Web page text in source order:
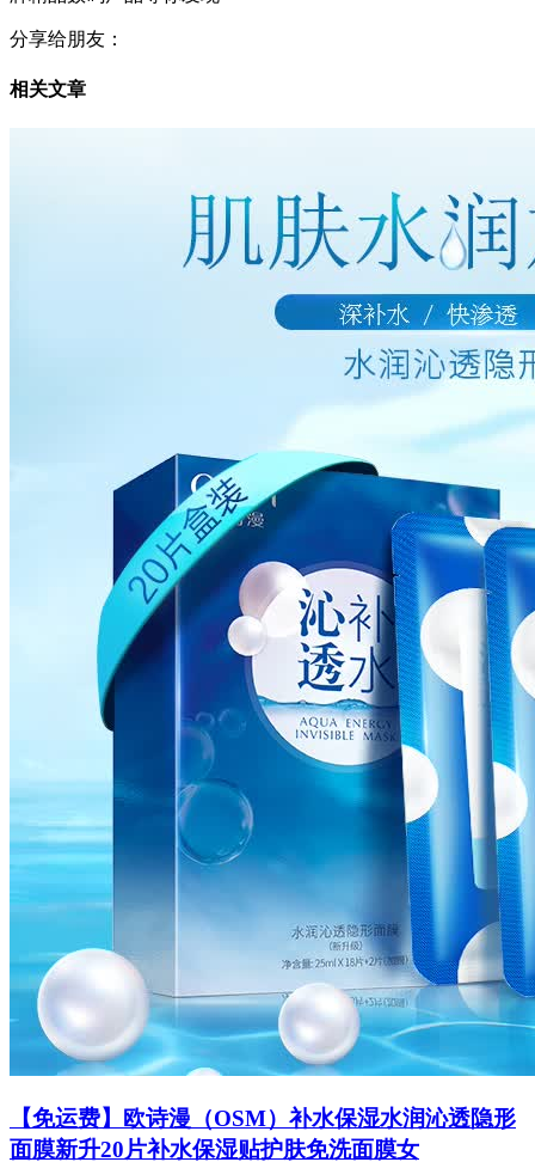
分享给朋友：
相关文章
【免运费】欧诗漫（OSM）补水保湿水润沁透隐形
面膜新升20片补水保湿贴护肤免洗面膜女